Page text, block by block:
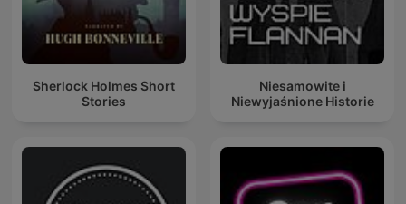
Sherlock Holmes Short
Stories
Niesamowite i
Niewyjaśnione Historie